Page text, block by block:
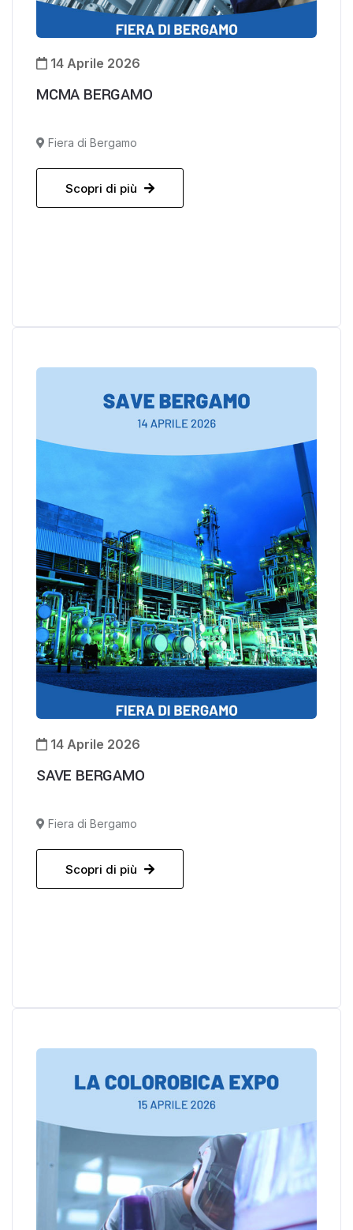
14 Aprile 2026
MCMA BERGAMO
Fiera di Bergamo
Scopri di più
14 Aprile 2026
SAVE BERGAMO
Fiera di Bergamo
Scopri di più